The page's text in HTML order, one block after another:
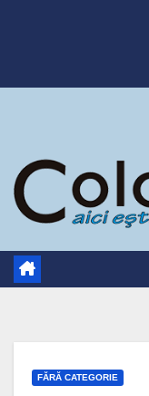
FĂRĂ CATEGORIE